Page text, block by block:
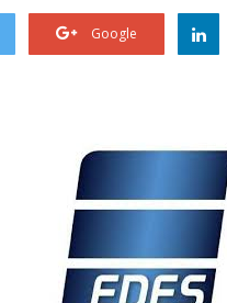
Google